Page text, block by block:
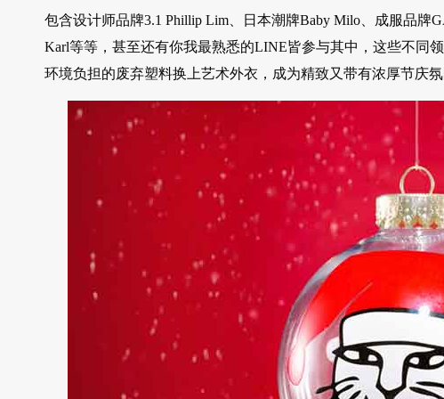
包含设计师品牌3.1 Phillip Lim、日本潮牌Baby Milo、成服品
Karl等等，甚至还有你我最熟悉的LINE皆参与其中，这些不同
环境负担的废弃塑料换上艺术外衣，成为精致又带有浓厚节庆氛